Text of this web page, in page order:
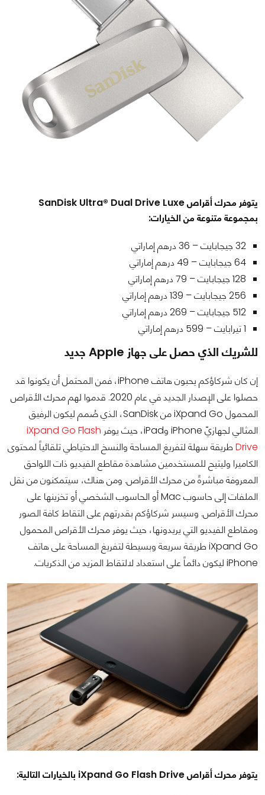
يتوفر محرك أقراص SanDisk Ultra® Dual Drive Luxe
بمجموعة متنوعة من الخيارات:
32 جيجابايت – 36 درهم إماراتي
64 جيجابايت – 49 درهم إماراتي
128 جيجابايت – 79 درهم إماراتي
256 جيجابايت – 139 درهم إماراتي
512 جيجابايت – 269 درهم إماراتي
1 تيرابايت – 599 درهم إماراتي
للشريك الذي حصل على جهاز Apple جديد
إن كان شركاؤكم يحبون هاتف iPhone، فمن المحتمل أن يكونوا قد
حصلوا على الإصدار الجديد في عام 2020. قدموا لهم محرك الأقراص
المحمول iXpand Go من SanDisk، الذي صُمم ليكون الرفيق
المثالي لجهازيّ iPhone وiPad، حيث يوفر
iXpand Go Flash
Drive طريقة سهلة لتفريغ المساحة والنسخ الاحتياطي تلقائياً لمحتوى
الكاميرا وليتيح للمستخدمين مشاهدة مقاطع الفيديو ذات اللواحق
المعروفة مباشرةً من محرك الأقراص. ومن هناك، سيتمكنون من نقل
الملفات إلى حاسوب Mac أو الحاسوب الشخصي أو تخزينها على
محرك الأقراص. وسيسر شركاؤكم بقدرتهم على التقاط كافة الصور
ومقاطع الفيديو التي يريدونها، حيث يوفر محرك الأقراص المحمول
iXpand Go طريقة سريعة وبسيطة لتفريغ المساحة على هاتف
iPhone ليكون دائماً على استعداد لالتقاط المزيد من الذكريات.
يتوفر محرك أقراص iXpand Go Flash Drive بالخيارات التالية: